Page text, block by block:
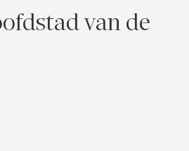
van de